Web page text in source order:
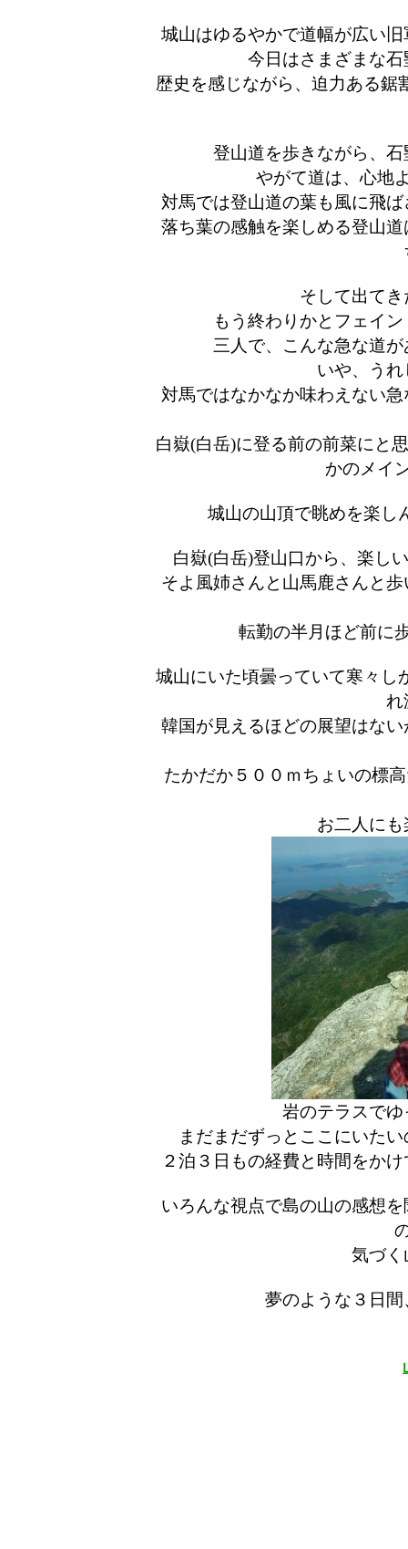
城山はゆるやかで道幅が広い
今日はさまざまな
歴史を感じながら、迫力ある鋸
登山道を歩きながら、
やがて道は、心地
対馬では登山道の葉も風に飛
落ち葉の感触を楽しめる登山
そして出て
もう終わりかとフェイ
三人で、こんな急な道
いや、う
対馬ではなかなか味わえない
白嶽(白岳)に登る前の前菜にと
かのメイ
城山の山頂で眺めを楽し
白嶽(白岳)登山口から、楽し
そよ風姉さんと山馬鹿さんと
転勤の半月ほど前に
城山にいた頃曇っていて寒々し
れ
韓国が見えるほどの展望はな
たかだか５００ｍちょいの標
お二人に
岩のテラスで
まだまだずっとここにいた
２泊３日もの経費と時間をか
いろんな視点で島の山の感想
気づく
夢のような３日